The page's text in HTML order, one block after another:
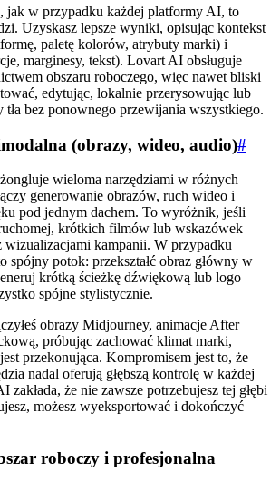
w przypadku każdej platformy AI, to
Uzyskasz lepsze wyniki, opisując kontekst
paletę kolorów, atrybuty marki) i
marginesy, tekst). Lovart AI obsługuje
obszaru roboczego, więc nawet bliski
edytując, lokalnie przerysowując lub
tła bez ponownego przewijania wszystkiego.
(obrazy, wideo, audio)#
wieloma narzędziami w różnych
generowanie obrazów, ruch wideo i
pod jednym dachem. To wyróżnik, jeśli
krótkich filmów lub wskazówek
wizualizacjami kampanii. W przypadku
spójny potok: przekształć obraz główny w
krótką ścieżkę dźwiękową lub logo
spójne stylistycznie.
obrazy Midjourney, animacje After
próbując zachować klimat marki,
przekonująca. Kompromisem jest to, że
nadal oferują głębszą kontrolę w każdej
zakłada, że nie zawsze potrzebujesz tej głębi
możesz wyeksportować i dokończyć
roboczy i profesjonalna